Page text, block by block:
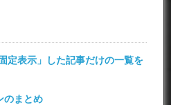
定表示」した記事だけの一覧を
のまとめ